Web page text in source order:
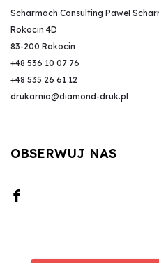
Scharmach Consulting Paweł
Rokocin 4D
83-200 Rokocin
+48 536 10 07 76
+48 535 26 61 12
drukarnia@diamond-druk.pl
OBSERWUJ NAS